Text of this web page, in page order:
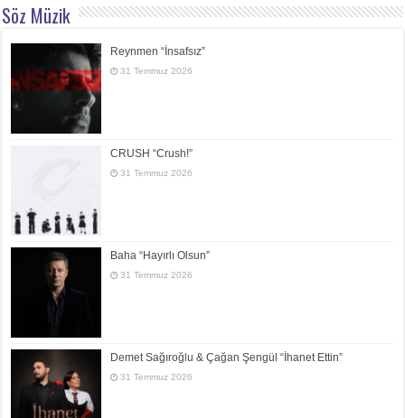
Söz Müzik
Reynmen “İnsafsız”
31 Temmuz 2026
CRUSH “Crush!”
31 Temmuz 2026
Baha “Hayırlı Olsun”
31 Temmuz 2026
Demet Sağıroğlu & Çağan Şengül “İhanet Ettin”
31 Temmuz 2026